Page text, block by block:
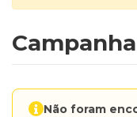
Não foram